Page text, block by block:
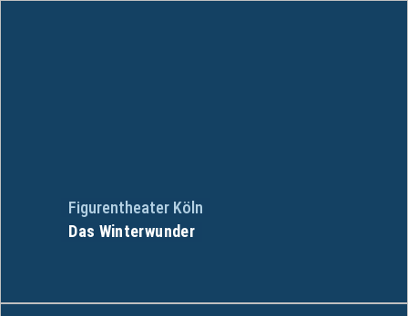
Figurentheater Köln
Das Winterwunder